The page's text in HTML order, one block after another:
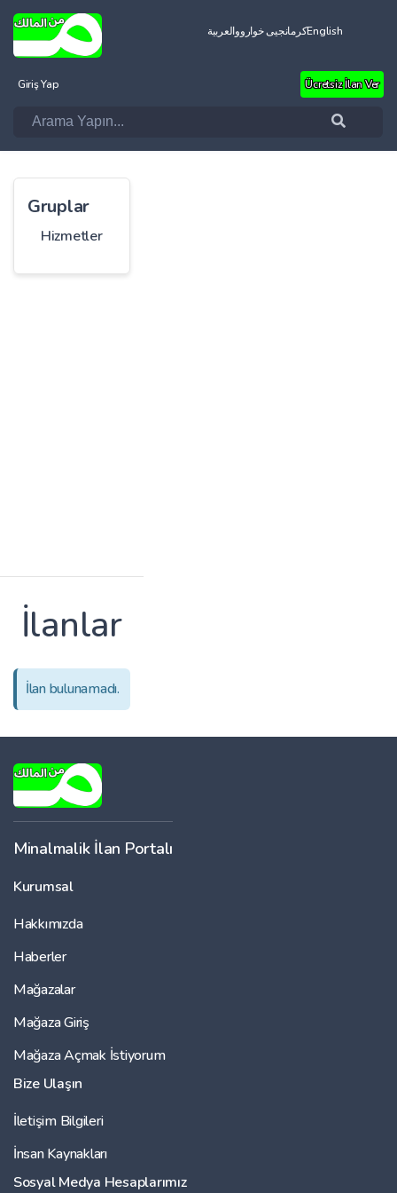
العربيةکرمانجیی خوارووEnglish
Giriş Yap Ücretsiz İlan Ver
Gruplar
Hizmetler
İlanlar
İlan bulunamadı.
Minalmalik İlan Portalı
Kurumsal
Hakkımızda
Haberler
Mağazalar
Mağaza Giriş
Mağaza Açmak İstiyorum
Bize Ulaşın
İletişim Bilgileri
İnsan Kaynakları
Sosyal Medya Hesaplarımız